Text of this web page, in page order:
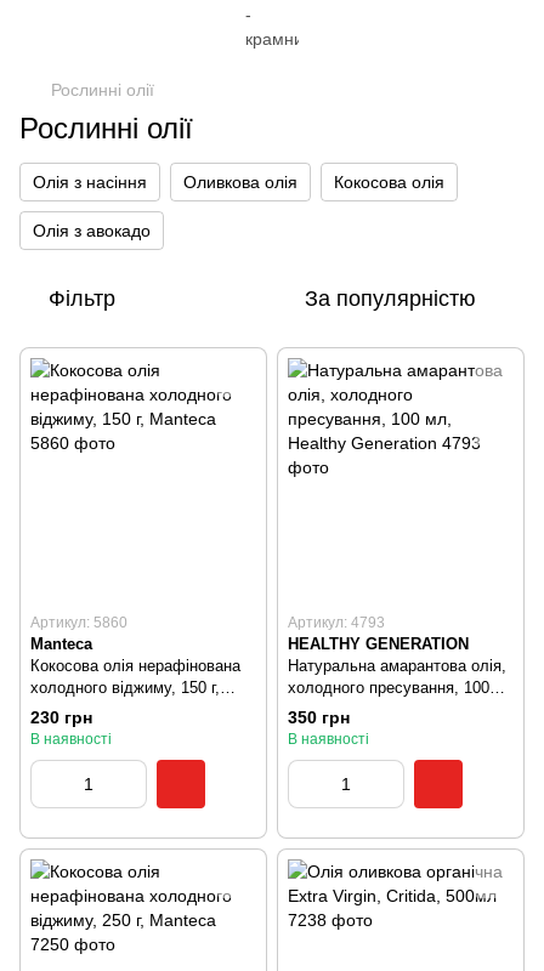
Рослинні олії
Рослинні олії
Олія з насіння Оливкова олія Кокосова олія
Олія з авокадо
Фільтр За популярністю
Артикул: 5860
Manteca
Кокосова олія нерафінована
холодного віджиму, 150 г,
Manteca
230 грн
В наявності
Артикул: 4793
HEALTHY GENERATION
Натуральна амарантова олія,
холодного пресування, 100
мл, Healthy Generation
350 грн
В наявності